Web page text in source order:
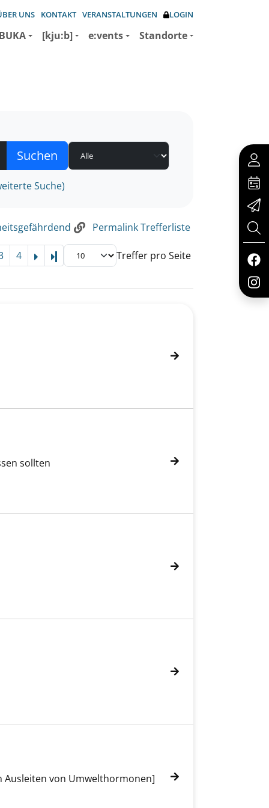
UNS KONTAKT VERANSTALTUNGEN LOGIN
[kju:b] e:vents Standorte
Suche)
Permalink Trefferliste
4 Letzte Seite Treffer pro Seite
sollten
Ausleiten von Umwelthormonen]